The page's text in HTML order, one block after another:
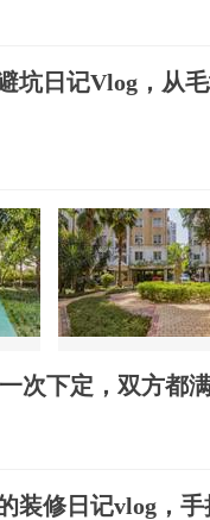
坑日记Vlog，从毛
次下定，双方都
装修日记vlog，手